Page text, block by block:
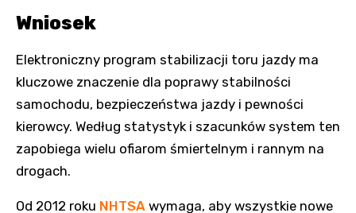
Wniosek
Elektroniczny program stabilizacji toru jazdy ma
kluczowe znaczenie dla poprawy stabilności
samochodu, bezpieczeństwa jazdy i pewności
kierowcy. Według statystyk i szacunków system ten
zapobiega wielu ofiarom śmiertelnym i rannym na
drogach.
Od 2012 roku NHTSA wymaga, aby wszystkie nowe